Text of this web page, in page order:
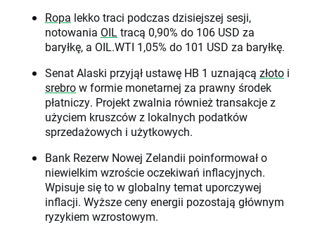
Ropa lekko traci podczas dzisiejszej sesji,
notowania OILtracą 0,90% do 106 USD za
baryłkę, a OIL.WTI 1,05% do 101 USD za baryłkę.
Senat Alaski przyjął ustawę HB 1 uznającą złoto i
srebrow formie monetarnej za prawny środek
płatniczy. Projekt zwalnia również transakcje z
użyciem kruszców z lokalnych podatków
sprzedażowych i użytkowych.
Bank Rezerw Nowej Zelandii poinformował o
niewielkim wzroście oczekiwań inflacyjnych.
Wpisuje się to w globalny temat uporczywej
inflacji. Wyższe ceny energii pozostają głównym
ryzykiem wzrostowym.